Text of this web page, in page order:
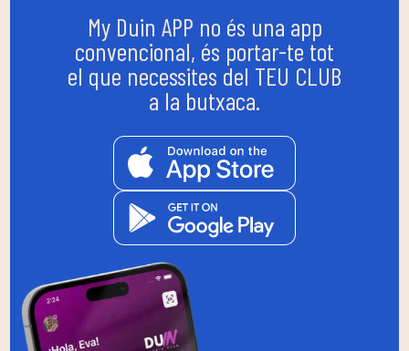
My Duin APP no és una app
convencional, és portar-te tot
el que necessites del TEU CLUB
a la butxaca.